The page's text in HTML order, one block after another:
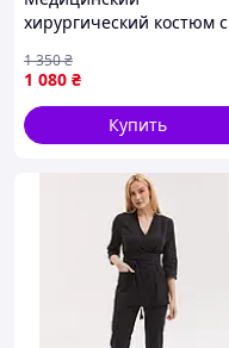
хирургический костюм с
Teeth pink
1 080 ₴
1 350₴
Купить